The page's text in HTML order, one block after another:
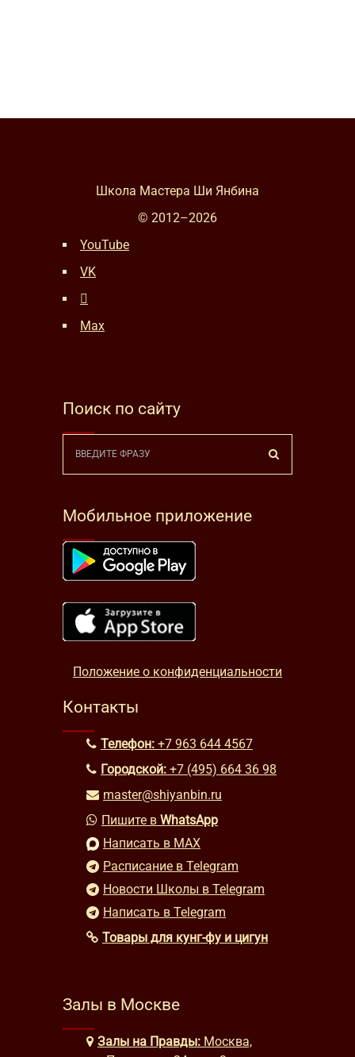
Школа Мастера Ши Янбина
© 2012–2026
YouTube
VK
Max
Поиск по сайту
Мобильное приложение
Положение о конфиденциальности
Контакты
Телефон: +7 963 644 4567
Городской: +7 (495) 664 36 98
master@shiyanbin.ru
Пишите в WhatsApp
Написать в MAX
Расписание в Telegram
Новости Школы в Telegram
Написать в Telegram
Товары для кунг-фу и цигун
Залы в Москве
Залы на Правды: Москва,